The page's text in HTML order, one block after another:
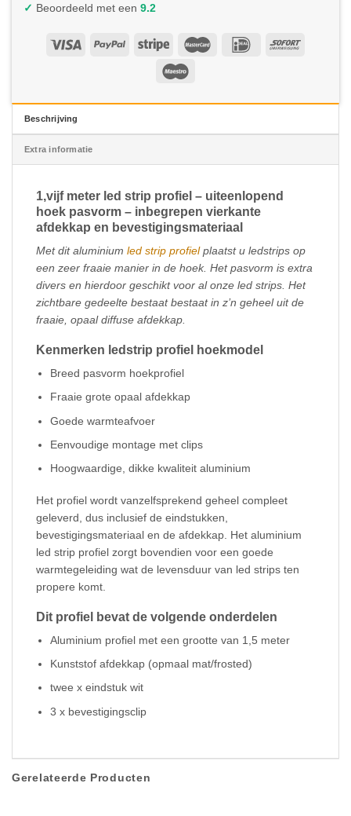
✓ Beoordeeld met een 9.2
Beschrijving
Extra informatie
1,vijf meter led strip profiel – uiteenlopend
hoek pasvorm – inbegrepen vierkante
afdekkap en bevestigingsmateriaal
Met dit aluminium led strip profielplaatst u ledstrips op
een zeer fraaie manier in de hoek. Het pasvorm is extra
divers en hierdoor geschikt voor al onze led strips. Het
zichtbare gedeelte bestaat bestaat in z’n geheel uit de
fraaie, opaal diffuse afdekkap.
Kenmerken ledstrip profiel hoekmodel
Breed pasvorm hoekprofiel
Fraaie grote opaal afdekkap
Goede warmteafvoer
Eenvoudige montage met clips
Hoogwaardige, dikke kwaliteit aluminium
Het profiel wordt vanzelfsprekend geheel compleet
geleverd, dus inclusief de eindstukken,
bevestigingsmateriaal en de afdekkap. Het aluminium
led strip profiel zorgt bovendien voor een goede
warmtegeleiding wat de levensduur van led strips ten
propere komt.
Dit profiel bevat de volgende onderdelen
Aluminium profiel met een grootte van 1,5 meter
Kunststof afdekkap (opmaal mat/frosted)
twee x eindstuk wit
3 x bevestigingsclip
Gerelateerde Producten